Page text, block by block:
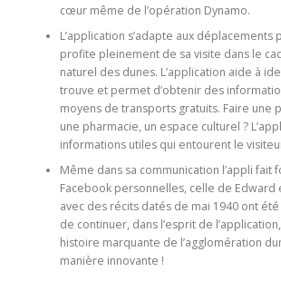
cœur même de l’opération Dynamo.
L’application s’adapte aux déplacements
profite pleinement de sa visite dans le
naturel des dunes. L’application aide à
trouve et permet d’obtenir des
moyens de transports gratuits. Faire une
une pharmacie, un espace culturel ?
informations utiles qui entourent le
Même dans sa communication l’appli fait
Facebook personnelles, celle de Edward
avec des récits datés de mai 1940 ont été
de continuer, dans l’esprit de
histoire marquante de l’agglomération
manière innovante !